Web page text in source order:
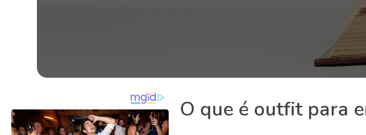
O que é outfit para